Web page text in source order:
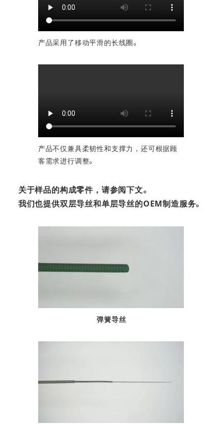
产品采用了移动平滑的长线圈。
产品不仅兼具柔韧性和支撑力，还可根据顾
客需求进行调整。
关于样品的构成零件，请参阅下文。
我们也提供双层导丝和单层导丝的OEM制造服务。
弹簧导丝